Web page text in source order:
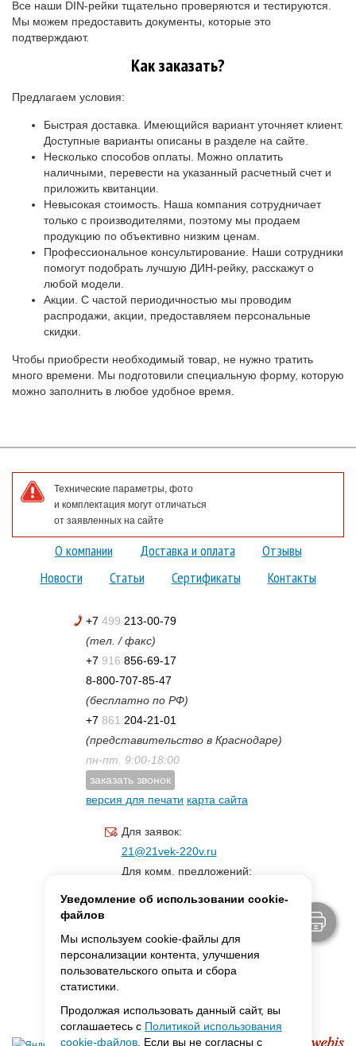
Все наши DIN-рейки тщательно проверяются и тестируются.
Мы можем предоставить документы, которые это
подтверждают.
Как заказать?
Предлагаем условия:
Быстрая доставка. Имеющийся вариант уточняет клиент.
Доступные варианты описаны в разделе на сайте.
Несколько способов оплаты. Можно оплатить
наличными, перевести на указанный расчетный счет и
приложить квитанции.
Невысокая стоимость. Наша компания сотрудничает
только с производителями, поэтому мы продаем
продукцию по объективно низким ценам.
Профессиональное консультирование. Наши сотрудники
помогут подобрать лучшую ДИН-рейку, расскажут о
любой модели.
Акции. С частой периодичностью мы проводим
распродажи, акции, предоставляем персональные
скидки.
Чтобы приобрести необходимый товар, не нужно тратить
много времени. Мы подготовили специальную форму, которую
можно заполнить в любое удобное время.
Технические параметры, фото
и комплектация могут отличаться
от заявленных на сайте
О компании Доставка и оплата
Отзывы
Новости
Статьи Сертификаты Контакты
+7 499 213-00-79
(тел. / факс)
+7 916 856-69-17
8-800-707-85-47
(бесплатно по РФ)
+7 861 204-21-01
(представительство в Краснодаре)
пн-пт. 9:00-18:00
заказать звонок
версия для печати карта сайта
Для заявок:
21@21vek-220v.ru
Для комм. предложений:
Уведомление об использовании cookie-
файлов
Мы используем cookie-файлы для
персонализации контента, улучшения
пользовательского опыта и сбора
статистики.
Продолжая использовать данный сайт, вы
соглашаетесь с Политикой использования
cookie-файлов . Если вы не согласны с